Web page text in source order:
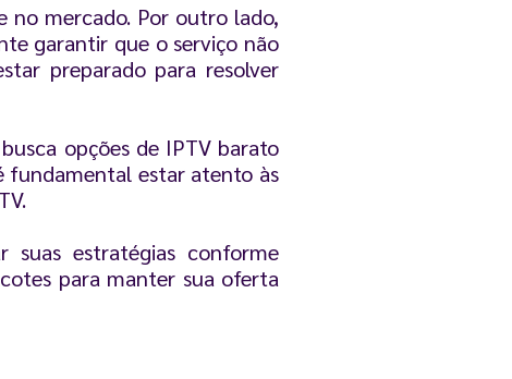
no mercado. Por outro lado,
garantir que o serviço não
preparado para resolver
opções de IPTV barato
fundamental estar atento às
suas estratégias conforme
para manter sua oferta